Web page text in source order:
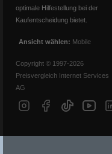
optimale Hilfestellung bei der
Kaufentscheidung bietet.
Ansicht wählen: Mobile
Copyright © 1997-2026
Preisvergleich Internet Services
AG